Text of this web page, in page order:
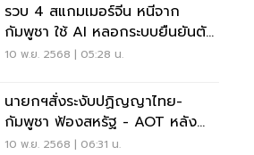
รวบ 4 สแกมเมอร์จีน หนีจาก
กัมพูชา ใช้ AI หลอกระบบยืนยันตัว
ตน KYC ของธนาคาร
10 พ.ย. 2568 | 05:28 น.
นายกฯสั่งระงับปฏิญญาไทย-
กัมพูชา ฟ้องสหรัฐ - AOT หลัง
ทหารเหยียบระเบิด
10 พ.ย. 2568 | 06:31 น.